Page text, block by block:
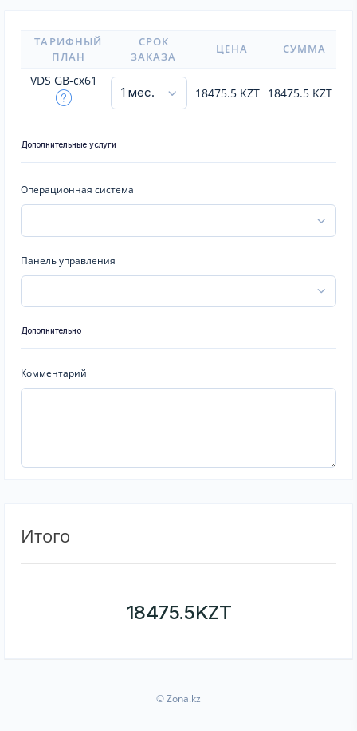
ТАРИФНЫЙ
ПЛАН
СРОК
ЗАКАЗА
ЦЕНА СУММА
VDS GB-cx61
18475.5 KZT 18475.5 KZT
Дополнительные услуги
Операционная система
Панель управления
Дополнительно
Комментарий
Итого
18475.5KZT
© Zona.kz